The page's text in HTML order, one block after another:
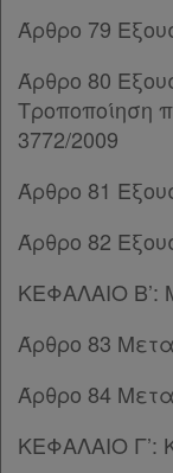
Άρθρο 79
Άρθρο 80
Τροποποίηση
3772/2009
Άρθρο 81
Άρθρο 82
ΚΕΦΑΛΑΙΟ Β’:
Άρθρο 83
Άρθρο 84
ΚΕΦΑΛΑΙΟ Γ’: